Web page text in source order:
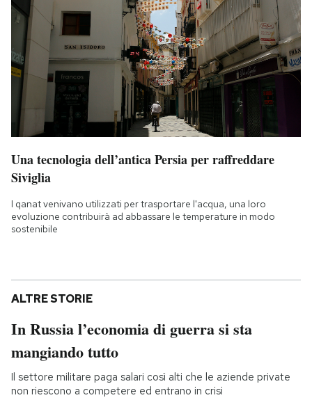
Una tecnologia dell’antica Persia per raffreddare
Siviglia
I qanat venivano utilizzati per trasportare l'acqua, una loro
evoluzione contribuirà ad abbassare le temperature in modo
sostenibile
ALTRE STORIE
In Russia l’economia di guerra si sta
mangiando tutto
Il settore militare paga salari così alti che le aziende private
non riescono a competere ed entrano in crisi